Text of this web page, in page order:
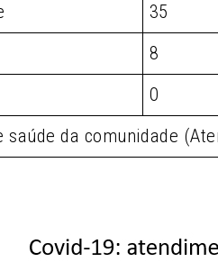
35
8
0
saúde da comunidade